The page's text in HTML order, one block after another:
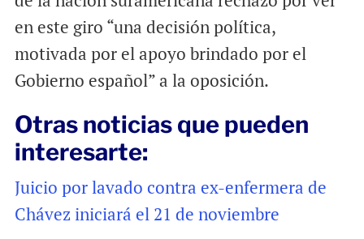
en este giro “una decisión política,
motivada por el apoyo brindado por el
Gobierno español” a la oposición.
Otras noticias que pueden
interesarte:
Juicio por lavado contra ex-enfermera de
Chávez iniciará el 21 de noviembre